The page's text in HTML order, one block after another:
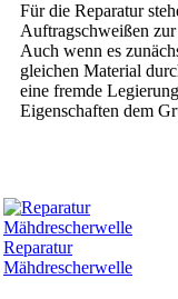
Für die Reparatur
Auftragschweißen
Auch wenn es
gleichen Material
eine fremde
Eigenschaften dem
Reparatur
Mähdrescherwelle